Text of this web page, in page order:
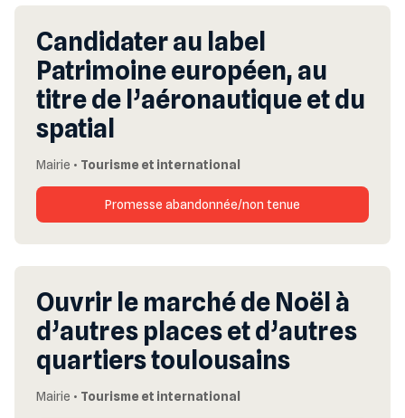
Candidater au label
Patrimoine européen, au
titre de l’aéronautique et du
spatial
Mairie • Tourisme et international
Promesse abandonnée/non tenue
Ouvrir le marché de Noël à
d’autres places et d’autres
quartiers toulousains
Mairie • Tourisme et international